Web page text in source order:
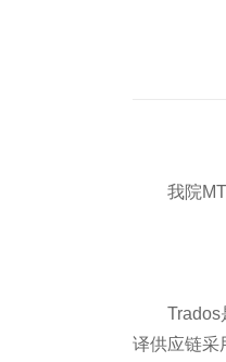
我院MTI
Trados是
译供应链采